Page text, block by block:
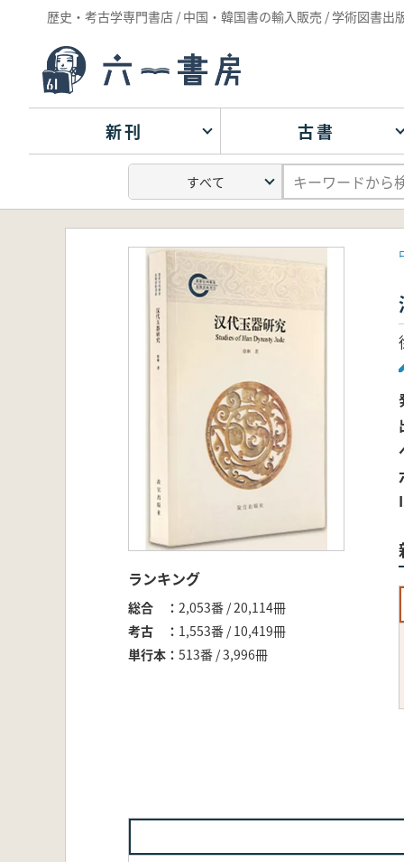
歴史・考古学専門書店 / 中国・韓国書の輸入販売 / 学術図書出
新刊 古書
ランキング
総合
2,053番 / 20,114冊
考古
1,553番 / 10,419冊
単行本
513番 / 3,996冊